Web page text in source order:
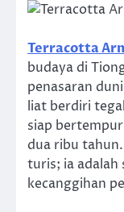
Terracotta
budaya di
penasaran
liat berdiri
siap
dua ribu
turis; ia adalah
kecanggihan